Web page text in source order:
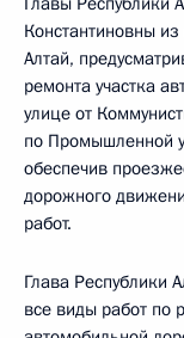
Константиновны
Алтай,
ремонта участка
улице от
по Промышленной
обеспечив
дорожного
работ.
Глава Республики
все виды работ по